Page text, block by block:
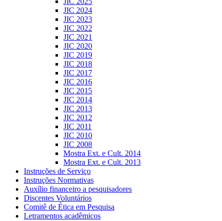
JIC 2024
JIC 2023
JIC 2022
JIC 2021
JIC 2020
JIC 2019
JIC 2018
JIC 2017
JIC 2016
JIC 2015
JIC 2014
JIC 2013
JIC 2012
JIC 2011
JIC 2010
JIC 2008
Mostra Ext. e Cult. 2014
Mostra Ext. e Cult. 2013
Instruções de Serviço
Instruções Normativas
Auxílio financeiro a pesquisadores
Discentes Voluntários
Comitê de Ética em Pesquisa
Letramentos acadêmicos